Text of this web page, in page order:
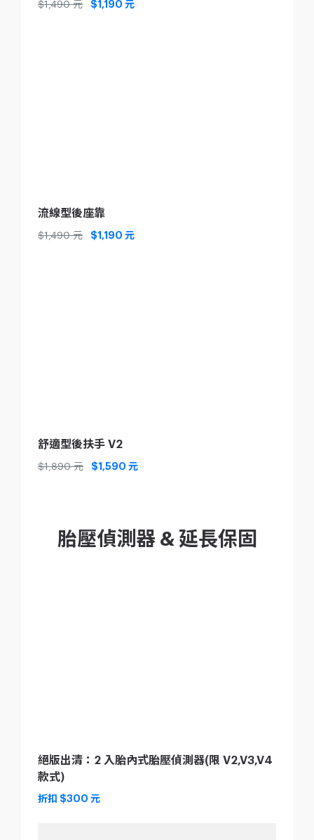
$1,490 元 $1,190 元
流線型後座靠
$1,490 元 $1,190 元
舒適型後扶手 V2
$1,890 元 $1,590 元
胎壓偵測器 & 延長保固
絕版出清：2 入胎內式胎壓偵測器(限 V2,V3,V4
款式)
折扣 $300 元